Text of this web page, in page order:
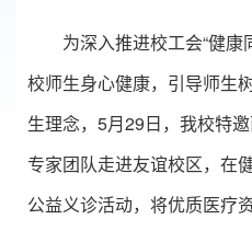
为深入推进校工会“健
校师生身心健康，引导师生
生理念，5月29日，我校特
专家团队走进友谊校区，在
公益义诊活动，将优质医疗